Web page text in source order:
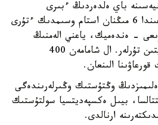
باي ەلدەردىڭ ءبىرى
سانالادى. رەسپۋبليكا اۋماعىندا 6 مىڭنان استام وسىمدىك ءتۇرى
500 گە جۋىعى - ەندەميك، ياعني الەمنىڭ
ەشبىر جەرىندە كەزدەسپەيتىن تۇرلەر. ال شامامەن 400
الىنعان.
ەلىمىزدىڭ وڭتۇستىك وڭىرلەرىندەگى
بيىل ەكسپەديتسيا سولتۇستىك
ارنالدى.